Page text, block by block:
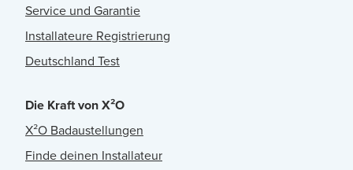
Service und Garantie
Installateure Registrierung
Deutschland Test
Die Kraft von X²O
X²O Badaustellungen
Finde deinen Installateur